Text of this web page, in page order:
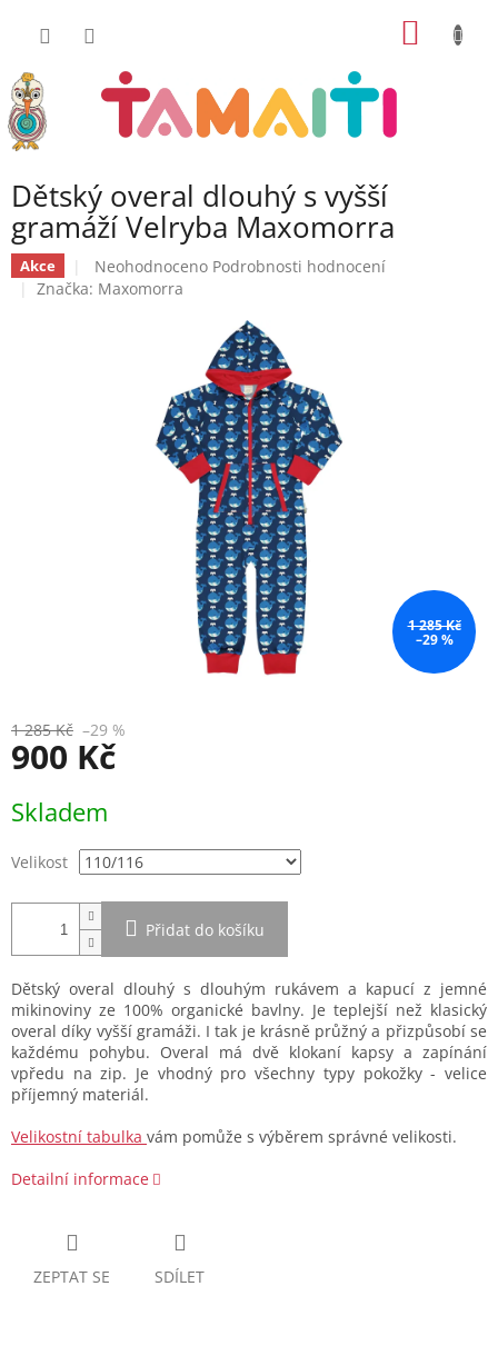
Dětský overal dlouhý s vyšší
gramáží Velryba Maxomorra
Akce
Průměrné
hodnocení
hvězdiček.
Neohodnoceno Podrobnosti hodnocení
Značka: Maxomorra
1 285 Kč
–29 %
1 285 Kč –29 %
900 Kč
cena:
Skladem
Velikost
Přidat do košíku
Dětský overal dlouhý s dlouhým rukávem a kapucí z jemné
mikinoviny ze 100% organické bavlny. Je teplejší než klasický
overal díky vyšší gramáži. I tak je krásně průžný a přizpůsobí se
každému pohybu. Overal má dvě klokaní kapsy a zapínání
vpředu na zip. Je vhodný pro všechny typy pokožky - velice
příjemný materiál.
Velikostní tabulka vám pomůže s výběrem správné velikosti.
Detailní informace
ZEPTAT SE SDÍLET